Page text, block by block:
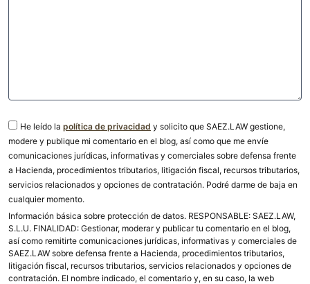
He leído la política de privacidad y solicito que SAEZ.LAW gestione,
modere y publique mi comentario en el blog, así como que me envíe
comunicaciones jurídicas, informativas y comerciales sobre defensa frente
a Hacienda, procedimientos tributarios, litigación fiscal, recursos tributarios,
servicios relacionados y opciones de contratación. Podré darme de baja en
cualquier momento.
Información básica sobre protección de datos. RESPONSABLE: SAEZ.LAW,
S.L.U. FINALIDAD: Gestionar, moderar y publicar tu comentario en el blog,
así como remitirte comunicaciones jurídicas, informativas y comerciales de
SAEZ.LAW sobre defensa frente a Hacienda, procedimientos tributarios,
litigación fiscal, recursos tributarios, servicios relacionados y opciones de
contratación. El nombre indicado, el comentario y, en su caso, la web